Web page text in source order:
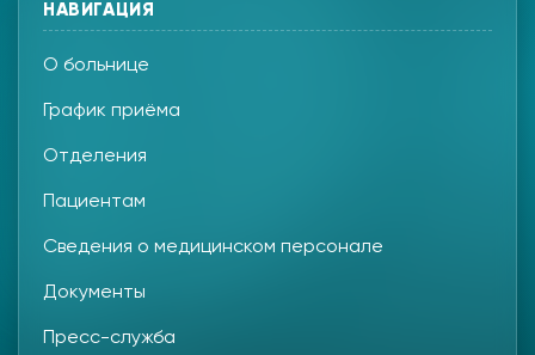
НАВИГАЦИЯ
О больнице
График приёма
Отделения
Пациентам
Сведения о медицинском персонале
Документы
Пресс-служба